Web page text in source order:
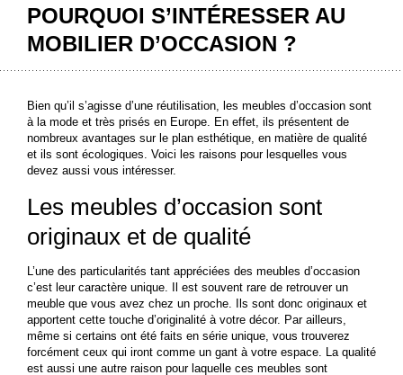
POURQUOI S’INTÉRESSER AU
MOBILIER D’OCCASION ?
Bien qu’il s’agisse d’une réutilisation, les meubles d’occasion sont
à la mode et très prisés en Europe. En effet, ils présentent de
nombreux avantages sur le plan esthétique, en matière de qualité
et ils sont écologiques. Voici les raisons pour lesquelles vous
devez aussi vous intéresser.
Les meubles d’occasion sont
originaux et de qualité
L’une des particularités tant appréciées des meubles d’occasion
c’est leur caractère unique. Il est souvent rare de retrouver un
meuble que vous avez chez un proche. Ils sont donc originaux et
apportent cette touche d’originalité à votre décor. Par ailleurs,
même si certains ont été faits en série unique, vous trouverez
forcément ceux qui iront comme un gant à votre espace. La qualité
est aussi une autre raison pour laquelle ces meubles sont